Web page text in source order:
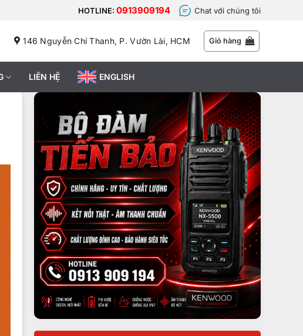
HOTLINE: 0913909194 Chat với chúng tôi
146 Nguyễn Chí Thanh, P. Vườn Lài, HCM Giỏ hàng
LIÊN HỆ ENGLISH